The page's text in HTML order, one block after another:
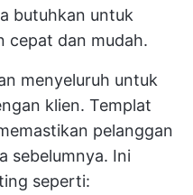
butuhkan untuk
cepat dan mudah.
menyeluruh untuk
klien. Templat
pelanggan
sebelumnya. Ini
seperti: